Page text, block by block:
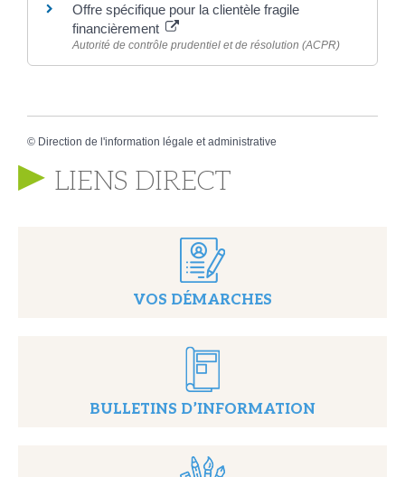
Offre spécifique pour la clientèle fragile
financièrement
Autorité de contrôle prudentiel et de résolution (ACPR)
© Direction de l'information légale et administrative
LIENS DIRECT
VOS DÉMARCHES
BULLETINS D’INFORMATION